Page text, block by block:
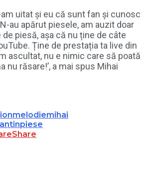
am uitat și eu că sunt fan și cunosc
au apărut piesele, am auzit doar
piesă, așa că nu ține de câte
Ține de prestația ta live din
ascultat, nu e nimic care să poată
nu răsare!’, a mai spus Mihai
melodiemihai
piese
Share